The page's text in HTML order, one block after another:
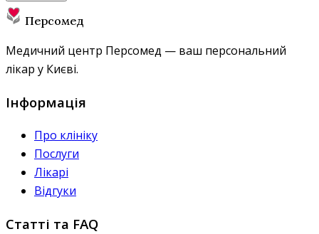
Персомед
Медичний центр Персомед — ваш персональний
лікар у Києві.
Інформація
Про клініку
Послуги
Лікарі
Відгуки
Статті та FAQ